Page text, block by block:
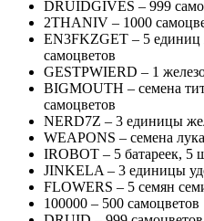
DRUIDGIVES – 999
2THANIV – 1000
EN3FKZGET – 5 единиц
самоцветов
GESTPWIERD – 1
BIGMOUTH – семена
самоцветов
NERD7Z – 3 единицы
WEAPONS – семена
IROBOT – 5 батареек, 5
JINKELA – 3 единицы
FLOWERS – 5 семян
100000 – 500 самоцветов